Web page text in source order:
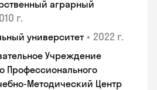
аграрный
г.
университет • 2022 г.
Учреждение
Профессионального
Методический Центр